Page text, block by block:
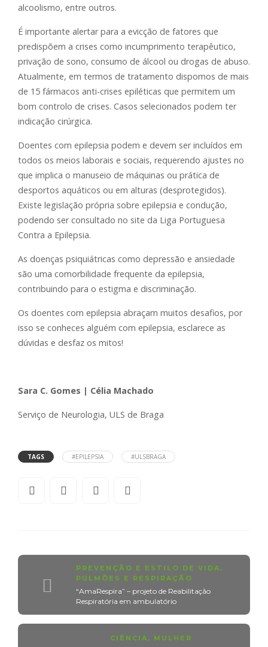
alcoolismo, entre outros.
É importante alertar para a evicção de fatores que
predispõem a crises como incumprimento terapêutico,
privação de sono, consumo de álcool ou drogas de abuso.
Atualmente, em termos de tratamento dispomos de mais
de 15 fármacos anti-crises epiléticas que permitem um
bom controlo de crises. Casos selecionados podem ter
indicação cirúrgica.
Doentes com epilepsia podem e devem ser incluídos em
todos os meios laborais e sociais, requerendo ajustes no
que implica o manuseio de máquinas ou prática de
desportos aquáticos ou em alturas (desprotegidos).
Existe legislação própria sobre epilepsia e condução,
podendo ser consultado no site da Liga Portuguesa
Contra a Epilepsia.
As doenças psiquiátricas como depressão e ansiedade
são uma comorbilidade frequente da epilepsia,
contribuindo para o estigma e discriminação.
Os doentes com epilepsia abraçam muitos desafios, por
isso se conheces alguém com epilepsia, esclarece as
dúvidas e desfaz os mitos!
Sara C. Gomes | Célia Machado
Serviço de Neurologia, ULS de Braga
TAGS #EPILEPSIA #ULSBRAGA
PREVENÇÃO E ESTILO DE VIDA ,
PULMÕES E RESPIRAÇÃO
“AmaRespira” – projeto de Reabilitação
Respiratória em ambulatório
CIÊNCIA , MULHER